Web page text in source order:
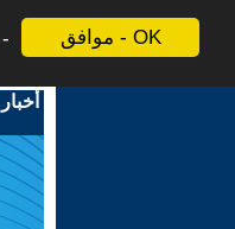
موافق - OK